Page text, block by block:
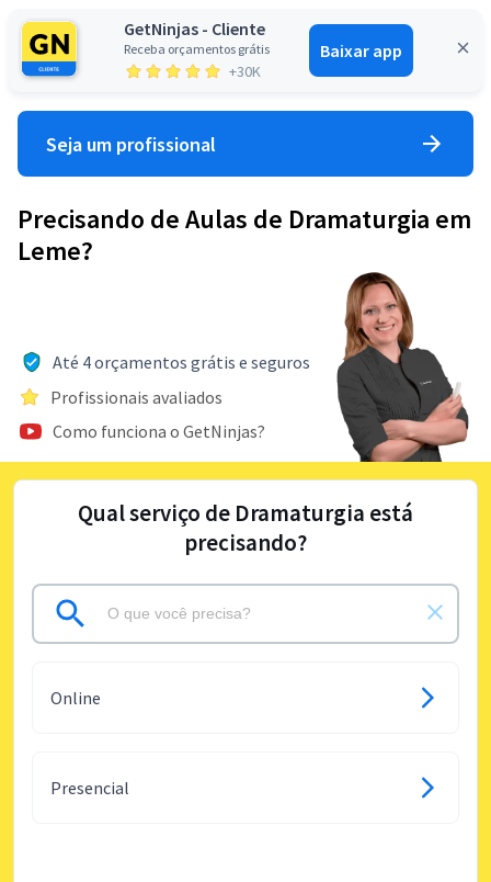
GetNinjas - Cliente
Receba orçamentos grátis
+30K
Baixar app
Entrar
Seja um profissional
Precisando de Aulas de Dramaturgia em
Leme?
Até 4 orçamentos grátis e seguros
Profissionais avaliados
Como funciona o GetNinjas?
Qual serviço de Dramaturgia está
precisando?
Online
Presencial